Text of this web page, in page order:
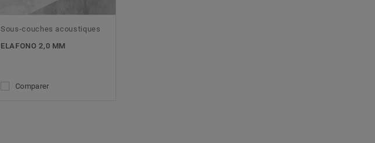
Sous-couches acoustiques
ELAFONO 2,0 MM
Comparer